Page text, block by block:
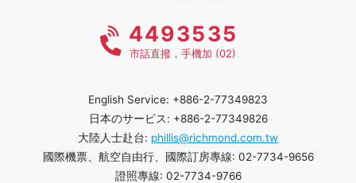
4493535
市話直撥，手機加 (02)
English Service: +886-2-77349823
日本のサービス: +886-2-77349826
大陸人士赴台: phillis@richmond.com.tw
國際機票、航空自由行、國際訂房專線: 02-7734-9656
證照專線: 02-7734-9766